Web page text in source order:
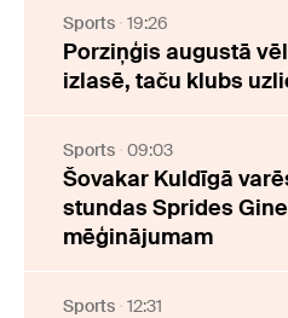
Sports 19:26
Porziņģis augustā
izlasē, taču klubs
Sports 09:03
Šovakar Kuldīgā
stundas Sprides
mēģinājumam
Sports 12:31